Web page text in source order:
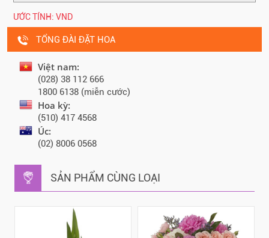
ƯỚC TÍNH: VND
TỔNG ĐÀI ĐẶT HOA
Việt nam:
(028) 38 112 666
1800 6138 (miễn cước)
Hoa kỳ:
(510) 417 4568
Úc:
(02) 8006 0568
SẢN PHẨM CÙNG LOẠI